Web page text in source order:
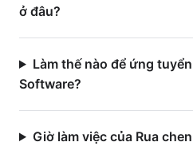
ở đâu?
Làm thế nào để ứng
Software?
Giờ làm việc của Rua